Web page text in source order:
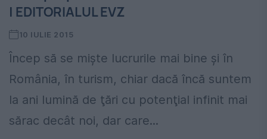
| EDITORIALUL EVZ
10 IULIE 2015
Încep să se mişte lucrurile mai bine şi în
România, în turism, chiar dacă încă suntem
la ani lumină de ţări cu potenţial infinit mai
sărac decât noi, dar care...